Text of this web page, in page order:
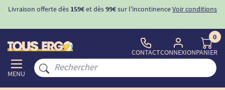
Livraison offerte dès 159€et dès99€sur l'incontinenceVoir conditions
MENU
CONTACTCONNEXION
0
PANIER